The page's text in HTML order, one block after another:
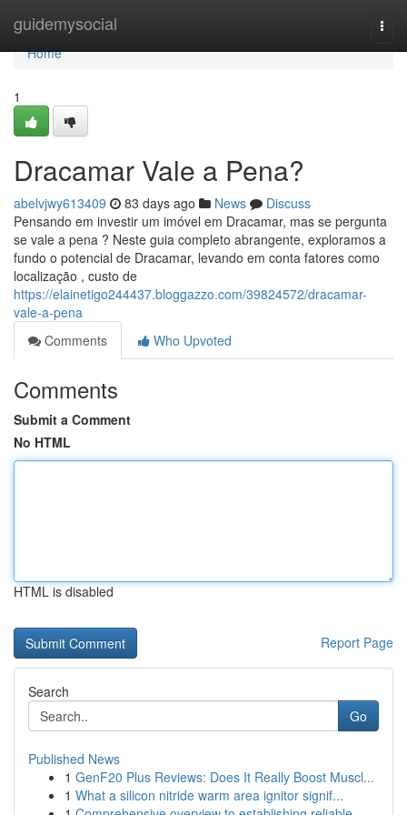
guidemysocial
Home
Home
1
Dracamar Vale a Pena?
abelvjwy613409 83 days ago News
Discuss
Pensando em investir um imóvel em Dracamar, mas se pergunta
se vale a pena ? Neste guia completo abrangente, exploramos a
fundo o potencial de Dracamar, levando em conta fatores como
localização , custo de
https://elainetigo244437.bloggazzo.com/39824572/dracamar-
vale-a-pena
Comments
Who Upvoted
Comments
Submit a Comment
No HTML
HTML is disabled
Report Page
Search
Go
Published News
1 GenF20 Plus Reviews: Does It Really Boost Muscl...
1 What a silicon nitride warm area ignitor signif...